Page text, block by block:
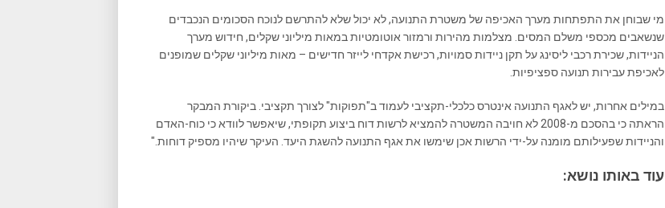
מי שבוחן את התפתחות מערך האכיפה של משטרת התנועה, לא יכול שלא להתרשם לנוכח הסכומים הנכבדים
שנשאבים מכספי משלם המסים. מצלמות מהירות ורמזור אוטומטיות במאות מיליוני שקלים, חידוש מערך
הניידות, שכירת רכבי ליסינג על תקן ניידות סמויות, רכישת אקדחי לייזר חדישים – מאות מיליוני שקלים שמופנים
לאכיפת עבירות תנועה ספציפיות.
במילים אחרות, יש לאגף התנועה אינטרס כלכלי-תקציבי לעמוד ב"תפוקות" לצורך תקציבי. ביקורת המבקר
הראתה כי בהסכם מ-2008 לא חויבה המשטרה להמציא לרשות דוח ביצוע תקופתי, שיאפשר לוודא כי כוח-האדם
והניידות שפעילותם מומנה על-ידי הרשות אכן שימשו את אגף התנועה להשגת היעד. העיקר שיהיו מספיק דוחות."
עוד באותו נושא: